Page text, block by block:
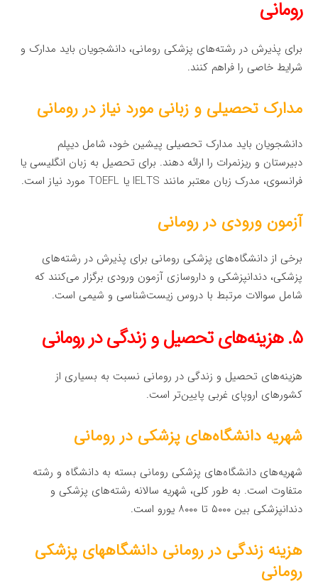
رومانی
برای پذیرش در رشته‌های پزشکی رومانی، دانشجویان باید مدارک و
شرایط خاصی را فراهم کنند.
مدارک تحصیلی و زبانی مورد نیاز در رومانی
دانشجویان باید مدارک تحصیلی پیشین خود، شامل دیپلم
دبیرستان و ریزنمرات را ارائه دهند. برای تحصیل به زبان انگلیسی یا
فرانسوی، مدرک زبان معتبر مانند IELTS یا TOEFL مورد نیاز است.
آزمون ورودی در رومانی
برخی از دانشگاه‌های پزشکی رومانی برای پذیرش در رشته‌های
پزشکی، دندانپزشکی و داروسازی آزمون ورودی برگزار می‌کنند که
شامل سوالات مرتبط با دروس زیست‌شناسی و شیمی است.
۵. هزینه‌های تحصیل و زندگی در رومانی
هزینه‌های تحصیل و زندگی در رومانی نسبت به بسیاری از
کشورهای اروپای غربی پایین‌تر است.
شهریه دانشگاه‌های پزشکی در رومانی
شهریه‌های دانشگاه‌های پزشکی رومانی بسته به دانشگاه و رشته
متفاوت است. به طور کلی، شهریه سالانه رشته‌های پزشکی و
دندانپزشکی بین ۵۰۰۰ تا ۸۰۰۰ یورو است.
هزینه زندگی در رومانی دانشگاههای پزشکی
رومانی